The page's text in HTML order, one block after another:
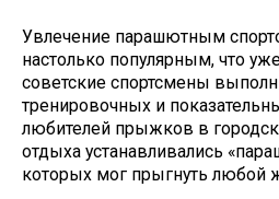
Увлечение парашютным
настолько популярным, что
советские спортсмены
тренировочных и
любителей прыжков в
отдыха устанавливались
которых мог прыгнуть любой